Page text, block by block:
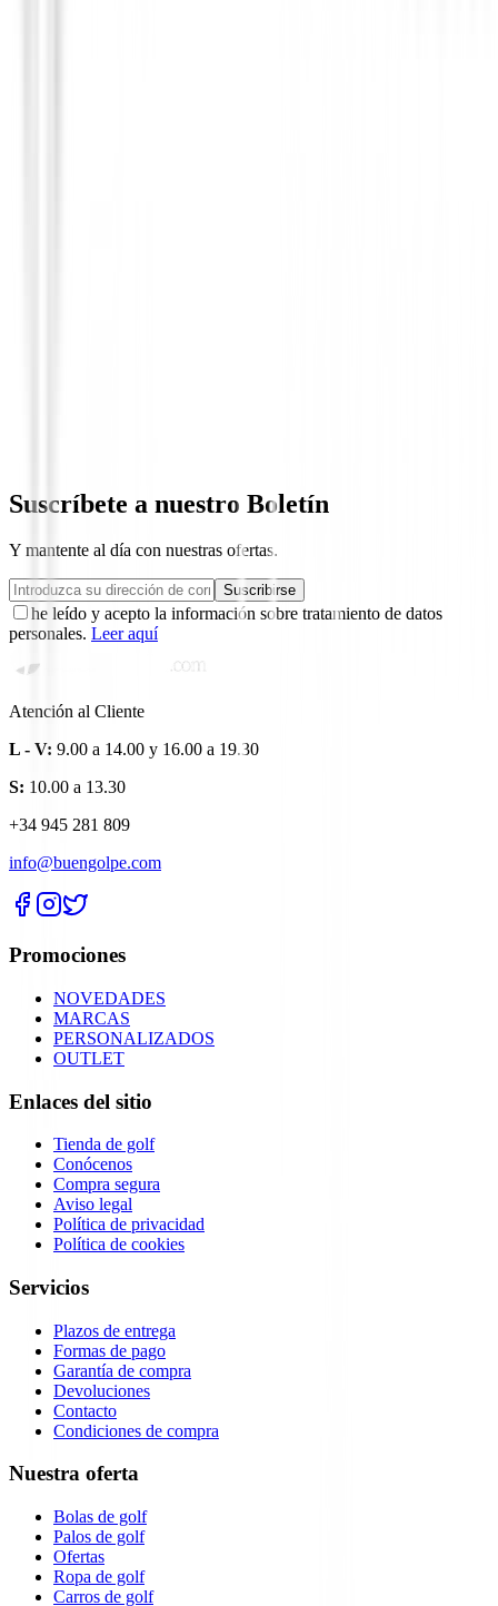
Suscríbete a nuestro Boletín
Y mantente al día con nuestras ofertas.
Suscribirse
he leído y acepto la información sobre tratamiento de datos
personales. Leer aquí
Atención al Cliente
L - V: 9.00 a 14.00 y 16.00 a 19.30
S: 10.00 a 13.30
+34 945 281 809
info@buengolpe.com
Promociones
NOVEDADES
MARCAS
PERSONALIZADOS
OUTLET
Enlaces del sitio
Tienda de golf
Conócenos
Compra segura
Aviso legal
Política de privacidad
Política de cookies
Servicios
Plazos de entrega
Formas de pago
Garantía de compra
Devoluciones
Contacto
Condiciones de compra
Nuestra oferta
Bolas de golf
Palos de golf
Ofertas
Ropa de golf
Carros de golf